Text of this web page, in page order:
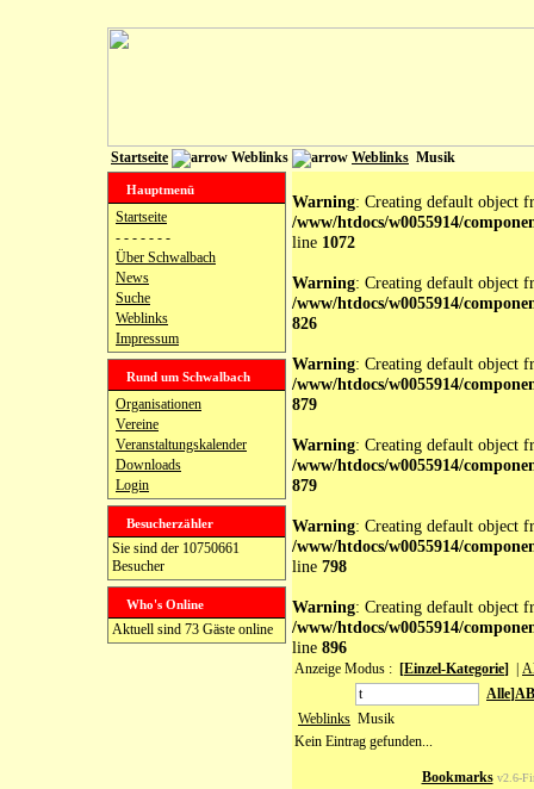
Startseite Weblinks Weblinks Musik
Hauptmenü
Startseite
- - - - - - -
Über Schwalbach
News
Suche
Weblinks
Impressum
Rund um Schwalbach
Organisationen
Vereine
Veranstaltungskalender
Downloads
Login
Besucherzähler
Sie sind der 10750661
Besucher
Who's Online
Aktuell sind 73 Gäste online
Warning: Creating default object
/www/htdocs/w0055914/
line 1072
Warning: Creating default object
/www/htdocs/w0055914/
826
Warning: Creating default object
/www/htdocs/w0055914/
879
Warning: Creating default object
/www/htdocs/w0055914/
879
Warning: Creating default object
/www/htdocs/w0055914/
line 798
Warning: Creating default object
/www/htdocs/w0055914/
line 896
Anzeige Modus : [Einzel-Kategorie]
Alle]AB
Weblinks Musik
Kein Eintrag gefunden...
Bookmarks v2.6-